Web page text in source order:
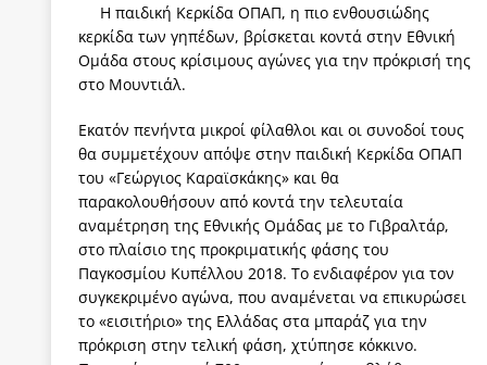
[ 4 Αυγούστου 2026 ] Τα γεγονότα της Τηλλυρίας
[ 4 Αυγούστου 2026 ] Tηλεοπτικοί “Mega-Fiers”…
[ 4 Αυγούστου 2026 ]
Κώστας Τσουκαλάς:
[ 4 Αυγούστου 2026 ]
Ο Ιωάννης Μεταξάς και η
δικτάτορας
ΕΠΙΛΟΓΕΣ
Η παιδική Κερκίδα ΟΠΑΠ, η πιο ενθουσιώδης
κερκίδα των γηπέδων, βρίσκεται κοντά στην Εθνική
Ομάδα στους κρίσιμους αγώνες για την πρόκρισή της
στο Μουντιάλ.
Εκατόν πενήντα μικροί φίλαθλοι και οι συνοδοί τους
θα συμμετέχουν απόψε στην παιδική Κερκίδα ΟΠΑΠ
του «Γεώργιος Καραϊσκάκης» και θα
παρακολουθήσουν από κοντά την τελευταία
αναμέτρηση της Εθνικής Ομάδας με το Γιβραλτάρ,
στο πλαίσιο της προκριματικής φάσης του
Παγκοσμίου Κυπέλλου 2018. Το ενδιαφέρον για τον
συγκεκριμένο αγώνα, που αναμένεται να επικυρώσει
το «εισιτήριο» της Ελλάδας στα μπαράζ για την
πρόκριση στην τελική φάση, χτύπησε κόκκινο.